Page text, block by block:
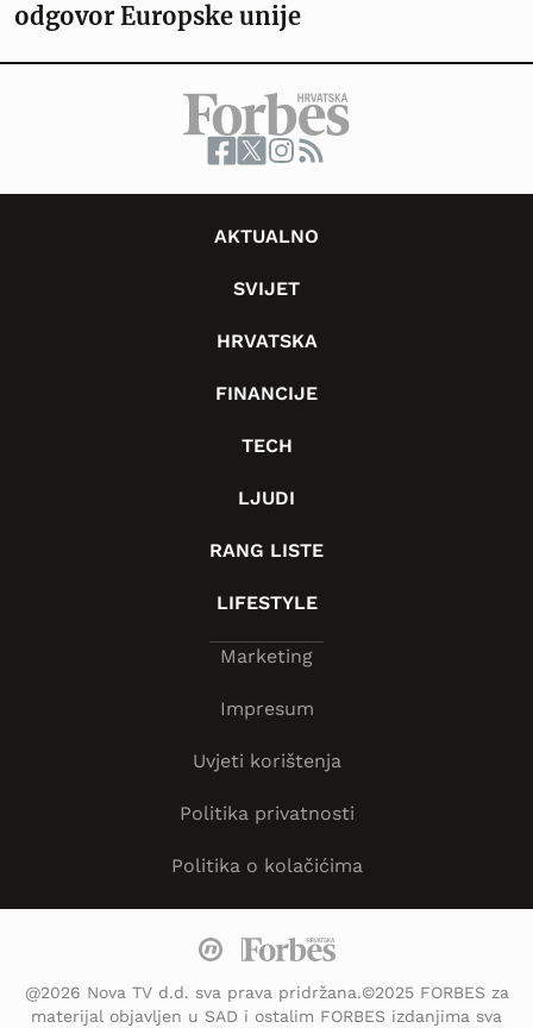
odgovor Europske unije
AKTUALNO
SVIJET
HRVATSKA
FINANCIJE
TECH
LJUDI
RANG LISTE
LIFESTYLE
Marketing
Impresum
Uvjeti korištenja
Politika privatnosti
Politika o kolačićima
@2026 Nova TV d.d. sva prava pridržana.©2025 FORBES za
materijal objavljen u SAD i ostalim FORBES izdanjima sva